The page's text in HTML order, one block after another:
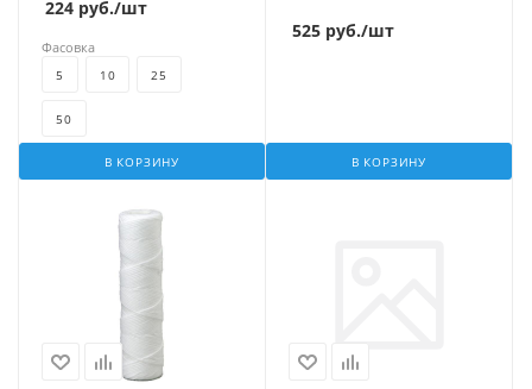
224 руб./шт
В КОРЗИНУ
Фасовка
5 10 25
50
525 руб./шт
В КОРЗИНУ